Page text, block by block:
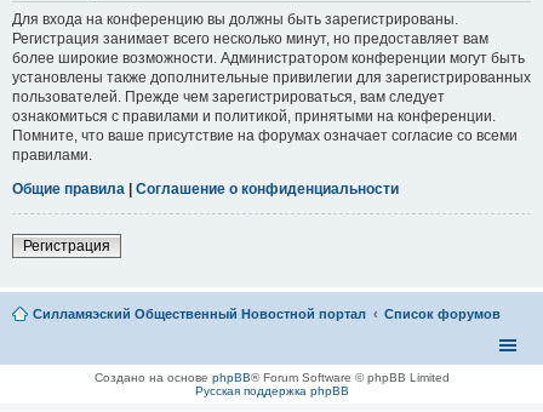
Для входа на конференцию вы должны быть зарегистрированы.
Регистрация занимает всего несколько минут, но предоставляет вам
более широкие возможности. Администратором конференции могут быть
установлены также дополнительные привилегии для зарегистрированных
пользователей. Прежде чем зарегистрироваться, вам следует
ознакомиться с правилами и политикой, принятыми на конференции.
Помните, что ваше присутствие на форумах означает согласие со всеми
правилами.
Общие правила | Соглашение о конфиденциальности
Регистрация
Силламяэский Общественный Новостной портал Список форумов
Создано на основе phpBB® Forum Software © phpBB Limited
Русская поддержка phpBB